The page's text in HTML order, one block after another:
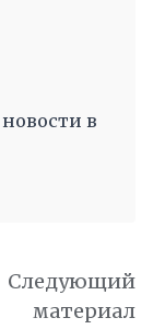
в
Следующий
материал